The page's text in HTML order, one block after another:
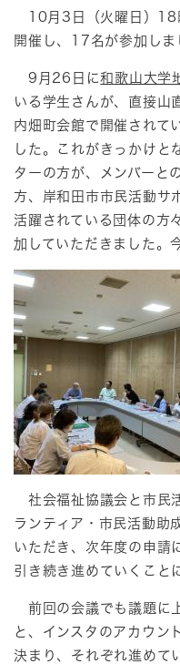
10月3日（火曜日）18
開催し、17名が参加しま
9月26日に和歌山大学
いる学生さんが、直接山
内畑町会館で開催されて
した。これがきっかけと
ターの方が、メンバーと
方、岸和田市市民活動サ
活躍されている団体の方
加していただきました。
社会福祉協議会と市民
ランティア・市民活動助
いただき、次年度の申請
引き続き進めていくこと
前回の会議でも議題に
と、インスタのアカウン
決まり、それぞれ進めて